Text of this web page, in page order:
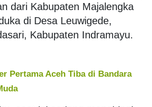
dari Kabupaten Majalengka
di Desa Leuwigede,
Kabupaten Indramayu.
Pertama Aceh Tiba di Bandara